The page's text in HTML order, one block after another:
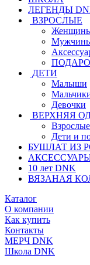
ЛЕГЕНДЫ
ВЗРОСЛЫЕ
ДЕТИ
Малыши
Девочки
ВЕРХНЯЯ
Взрослые
Дети и
БУШЛАТ ИЗ
10 лет DNK
ВЯЗАНАЯ
Каталог
О компании
Как купить
Контакты
МЕРЧ DNK
Школа DNK